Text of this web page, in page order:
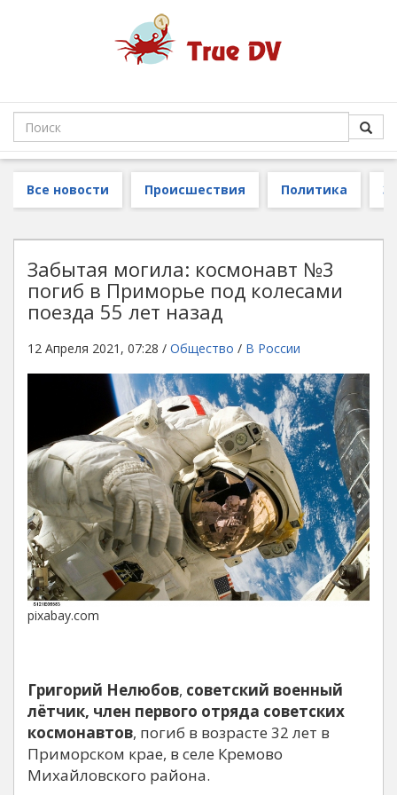
Все новости Происшествия Политика
Забытая могила: космонавт №3
погиб в Приморье под колесами
поезда 55 лет назад
12 Апреля 2021, 07:28 / Общество / В России
pixabay.com
Григорий Нелюбов, советский военный
лётчик, член первого отряда советских
космонавтов, погиб в возрасте 32 лет в
Приморском крае, в селе Кремово
Михайловского района.